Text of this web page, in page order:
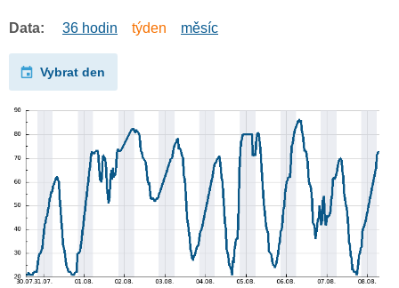
Data: 36 hodin týden měsíc
Vybrat den